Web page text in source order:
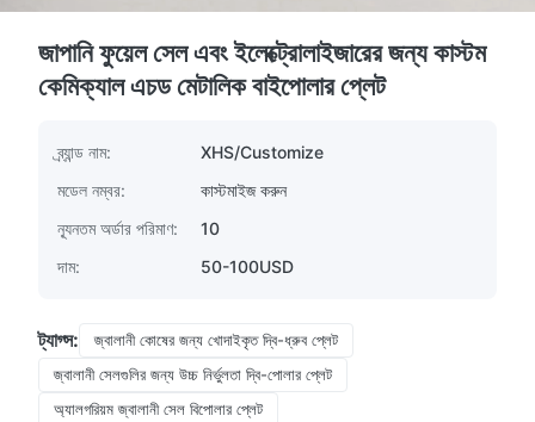
জাপানি ফুয়েল সেল এবং ইলেক্ট্রোলাইজারের জন্য কাস্টম
কেমিক্যাল এচড মেটালিক বাইপোলার প্লেট
ব্র্যান্ড নাম:
XHS/Customize
মডেল নম্বর:
কাস্টমাইজ করুন
ন্যূনতম অর্ডার পরিমাণ:
10
দাম:
50-100USD
ট্যাগ্স:
জ্বালানী কোষের জন্য খোদাইকৃত দ্বি-ধ্রুব প্লেট
জ্বালানী সেলগুলির জন্য উচ্চ নির্ভুলতা দ্বি-পোলার প্লেট
অ্যালগরিয়ম জ্বালানী সেল বিপোলার প্লেট